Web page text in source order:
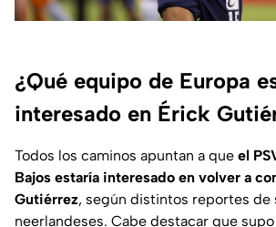
¿Qué equipo de Europa
interesado en Érick
Todos los caminos apuntan a que el
Bajos estaría interesado en volver a
Gutiérrez, según distintos reportes de
neerlandeses. Cabe destacar que